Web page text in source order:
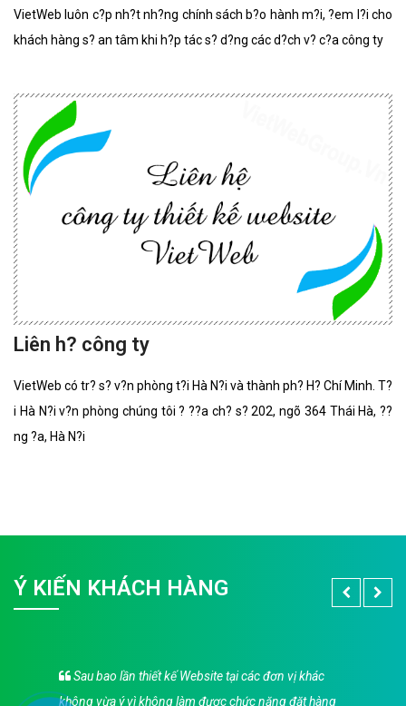
VietWeb luôn c?p nh?t nh?ng chính sách b?o hành m?i, ?em l?i cho
khách hàng s? an tâm khi h?p tác s? d?ng các d?ch v? c?a công ty
Liên h? công ty
VietWeb có tr? s? v?n phòng t?i Hà N?i và thành ph? H? Chí Minh. T?
i Hà N?i v?n phòng chúng tôi ? ??a ch? s? 202, ngõ 364 Thái Hà, ??
ng ?a, Hà N?i
Ý KIẾN KHÁCH HÀNG
Sau bao lần thiết kế Website tại các đơn vị khác
không vừa ý vì không làm được chức năng đặt hàng